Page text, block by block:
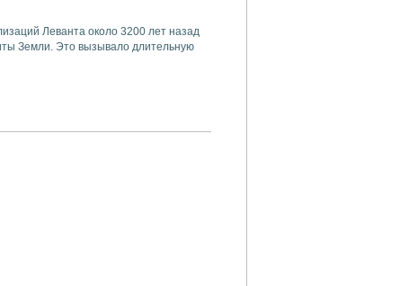
Леванта около 3200 лет назад
Земли. Это вызывало длительную